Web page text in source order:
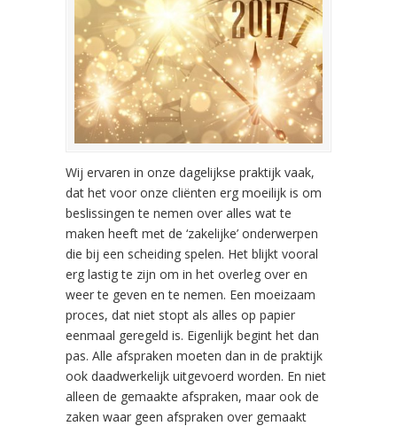
Wij ervaren in onze dagelijkse praktijk vaak,
dat het voor onze cliënten erg moeilijk is om
beslissingen te nemen over alles wat te
maken heeft met de ‘zakelijke’ onderwerpen
die bij een scheiding spelen. Het blijkt vooral
erg lastig te zijn om in het overleg over en
weer te geven en te nemen. Een moeizaam
proces, dat niet stopt als alles op papier
eenmaal geregeld is. Eigenlijk begint het dan
pas. Alle afspraken moeten dan in de praktijk
ook daadwerkelijk uitgevoerd worden. En niet
alleen de gemaakte afspraken, maar ook de
zaken waar geen afspraken over gemaakt